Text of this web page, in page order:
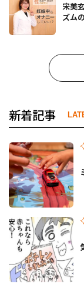
宋美
ズム
新着記事